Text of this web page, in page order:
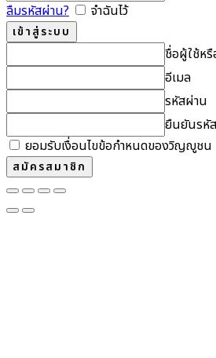
ลืมรหัสผ่าน?
จำฉันไว้
ชื่อผู้ใช้ห
อีเมล
รหัสผ่าน
ยืนยันรหั
ยอมรับเงื่อนไขข้อกำหนดของวิญญูชน